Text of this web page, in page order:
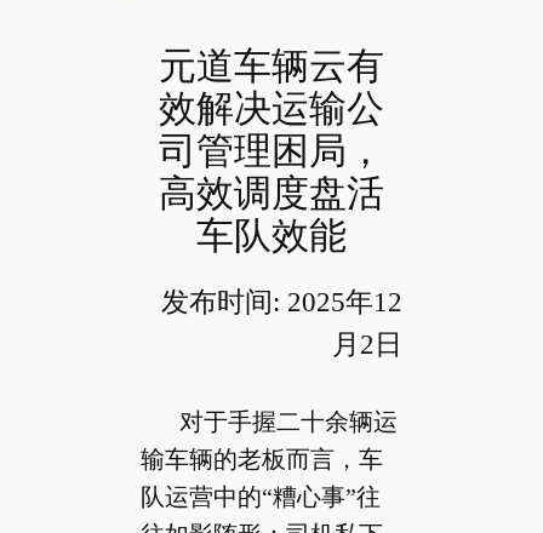
元道车辆云有
效解决运输公
司管理困局，
高效调度盘活
车队效能
发布时间: 2025年12
月2日
对于手握二十余辆运
输车辆的老板而言，车
队运营中的“糟心事”往